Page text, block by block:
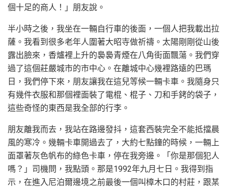
個十足的商人！」朋友說。
半小時之後，我坐在一輛自行車的後面，一個人把我載出拉
薩。我看到很多老年人圍著大昭寺做祈禱。太陽剛剛從山後
露出臉來，香爐裡上升的裊裊青煙在八角街面飄蕩。我們穿
過了這個莊嚴城市的市中心。在離城中心幾裡路遠的巴瑪
日，我們停下來，朋友讓我在這兒等候一輛卡車。我隨身只
有幾件衣服和那個裡面裝了電棍、棍子、刀和手銬的袋子，
這些奇怪的東西是我全部的行李。
朋友離我而去，我站在路邊發抖，這套西裝完全不能抵擋晨
風的寒冷。幾輛卡車開過去了，大約七點鐘的時候，一輛上
面罩著灰色帆布的綠色卡車，停在我旁邊。「你是那個犯人
嗎？」司機問，我點頭。那是1992年九月七日。我得到指
示，在進入尼泊爾邊境之前最後一個叫樟木口的村莊，跟某